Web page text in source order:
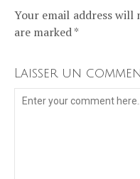
Your email address will
are marked *
Laisser un